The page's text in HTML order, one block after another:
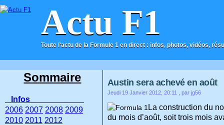
Actu F1
Toute l'actu de la Formule 1 en direct : infos, photos, vidéos,
ACCUEIL CONTACT
Austin sera achevé en août
Jeudi 19 Janvier 2012, 20:11 , par jg56
La construction du
du mois d’août, soit trois mois
Sommaire
Infos
2006 2007 2008 2009
2010 2011 2012